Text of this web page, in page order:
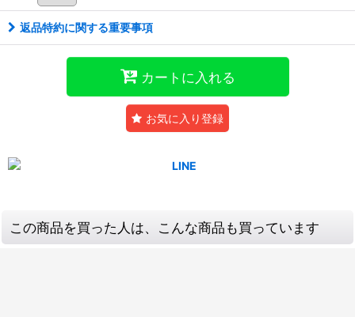
返品特約に関する重要事項
カートに入れる
お気に入り登録
この商品を買った人は、こんな商品も買っています